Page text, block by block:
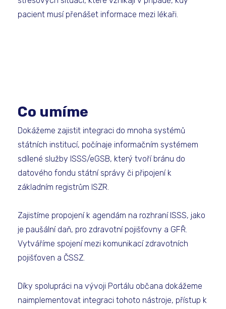
pacient musí přenášet informace mezi lékaři.
Co umíme
Dokážeme zajistit integraci do mnoha systémů
státních institucí, počínaje informačním systémem
sdílené služby ISSS/eGSB, který tvoří bránu do
datového fondu státní správy či připojení k
základním registrům ISZR.
Zajistíme propojení k agendám na rozhraní ISSS, jako
je paušální daň, pro zdravotní pojišťovny a GFŘ.
Vytváříme spojení mezi komunikací zdravotních
pojišťoven a ČSSZ.
Díky spolupráci na vývoji Portálu občana dokážeme
naimplementovat integraci tohoto nástroje, přístup k